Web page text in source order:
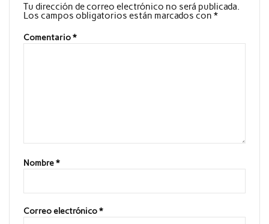
Tu dirección de correo electrónico no será publicada.
Los campos obligatorios están marcados con *
Comentario*
Nombre*
Correo electrónico*